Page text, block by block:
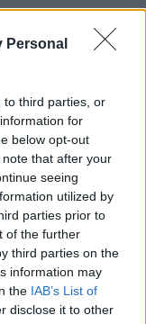
Personal
to third parties, or
for
below opt-out
that after your
seeing
utilized by
parties prior to
of the further
third parties on the
information may
the IAB’s List of
disclose it to other